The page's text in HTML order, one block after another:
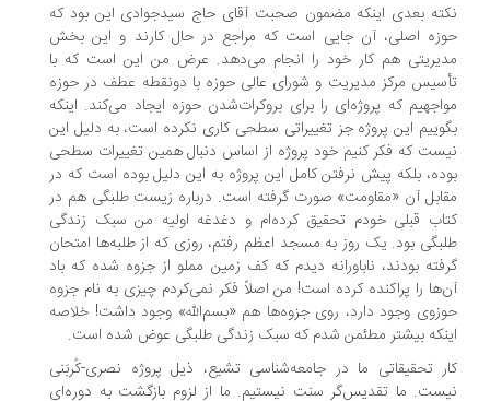
بعدی اینکه مضمون صحبت آقای حاج سیدجوادی این بود که
اصلی، آن جایی است که مراجع در حال کارند و این بخش
هم کار خود را انجام می‌دهد. عرض من این است که با
مرکز مدیریت و شورای عالی حوزه با دونقطه عطف در حوزه
که پروژه‌ای را برای بروکرات‌شدن حوزه ایجاد می‌کند. اینکه
این پروژه جز تغییراتی سطحی کاری نکرده است، به دلیل این
که فکر کنیم خود پروژه از اساس دنبال همین تغییرات سطحی
بلکه پیش نرفتن کامل این پروژه به این دلیل بوده است که در
آن «مقاومت» صورت گرفته‌ است. درباره زیست طلبگی هم در
قبلی خودم تحقیق کرده‌ام و دغدغه اولیه من سبک زندگی
بود. یک روز به مسجد اعظم رفتم، روزی که از طلبه‌ها امتحان
بودند، ناباورانه دیدم که کف زمین مملو از جزوه شده که باد
را پراکنده کرده است! من اصلاً فکر نمی‌کردم چیزی به نام جزوه
وجود دارد، روی جزوه‌ها هم «بسم‌الله» وجود داشت! خلاصه
بیشتر مطئمن شدم که سبک زندگی طلبگی عوض شده است.
تحقیقاتی ما در جامعه‌شناسی تشیع، ذیل پروژه نصری-کُربَنی
ما تقدیس‌گر سنت نیستیم. ما از لزوم بازگشت به دوره‌ای